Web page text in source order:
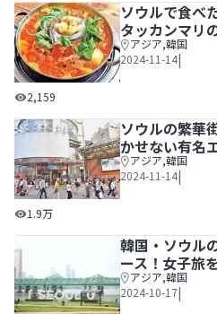
ソウルで食べたい鍋料理｜キ
2,159
ソウルで食べ
タッカンマリ
アジア,韓国
2024-11-14|
ソウルの繁華街ってどこ？韓
1.9万
ソウルの繁華
かせない有名
アジア,韓国
2024-11-14|
韓国・ソウル
ース！女子旅
アジア,韓国
2024-10-17|